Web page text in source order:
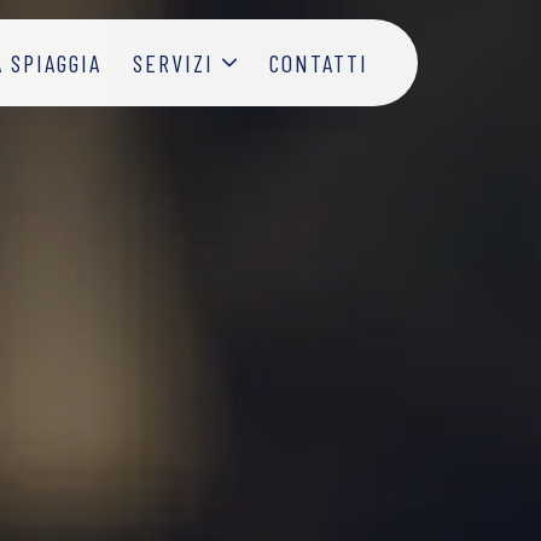
SPIAGGIA SERVIZI CONTATTI